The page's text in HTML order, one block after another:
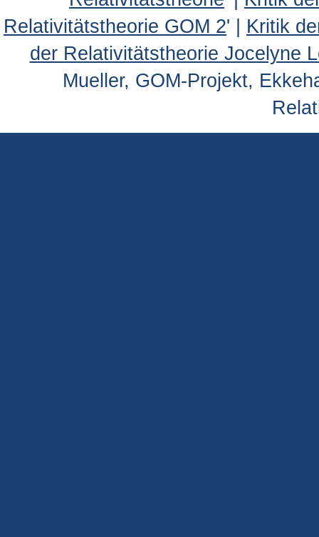
Relativitätstheorie GOM 2' | Kritik
der Relativitätstheorie Jocelyne
Mueller, GOM-Projekt,